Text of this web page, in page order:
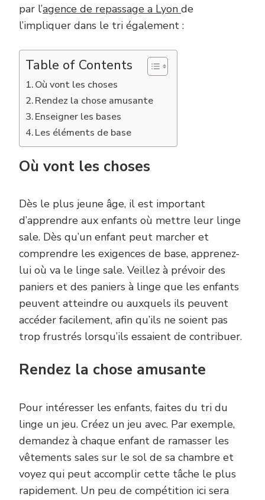
par l’agence de repassage a Lyon de
l’impliquer dans le tri également :
Table of Contents
Où vont les choses
Rendez la chose amusante
Enseigner les bases
Les éléments de base
Où vont les choses
Dès le plus jeune âge, il est important
d’apprendre aux enfants où mettre leur linge
sale. Dès qu’un enfant peut marcher et
comprendre les exigences de base, apprenez-
lui où va le linge sale. Veillez à prévoir des
paniers et des paniers à linge que les enfants
peuvent atteindre ou auxquels ils peuvent
accéder facilement, afin qu’ils ne soient pas
trop frustrés lorsqu’ils essaient de contribuer.
Rendez la chose amusante
Pour intéresser les enfants, faites du tri du
linge un jeu. Créez un jeu avec. Par exemple,
demandez à chaque enfant de ramasser les
vêtements sales sur le sol de sa chambre et
voyez qui peut accomplir cette tâche le plus
rapidement. Un peu de compétition ici sera